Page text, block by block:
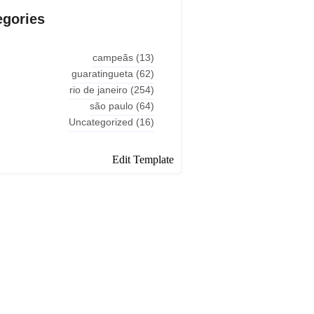
campeãs (13)
guaratingueta (62)
rio de janeiro (254)
são paulo (64)
Uncategorized (16)
Edit Template